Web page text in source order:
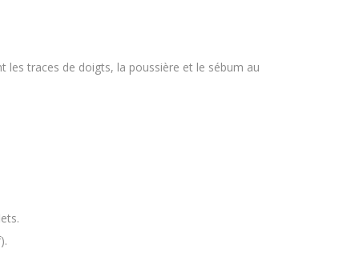
les traces de doigts, la poussière et le sébum au